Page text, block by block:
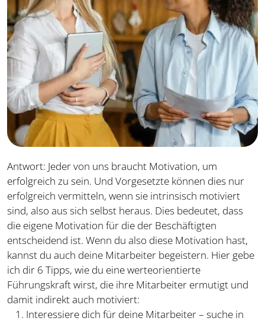
Antwort: Jeder von uns braucht Motivation, um
erfolgreich zu sein. Und Vorgesetzte können dies nur
erfolgreich vermitteln, wenn sie intrinsisch motiviert
sind, also aus sich selbst heraus. Dies bedeutet, dass
die eigene Motivation für die der Beschäftigten
entscheidend ist. Wenn du also diese Motivation hast,
kannst du auch deine Mitarbeiter begeistern. Hier gebe
ich dir 6 Tipps, wie du eine werteorientierte
Führungskraft wirst, die ihre Mitarbeiter ermutigt und
damit indirekt auch motiviert:
Interessiere dich für deine Mitarbeiter – suche in